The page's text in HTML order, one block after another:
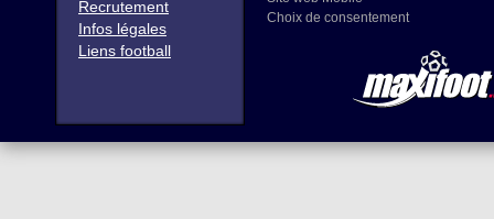
Recrutement
Infos légales
Liens football
Choix de consentement